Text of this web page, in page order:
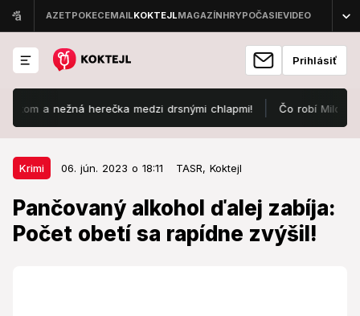
Prihlásiť
a nežná herečka medzi drsnými chlapmi! Čo robí Miloš
Krimi 06. jún. 2023 o 18:11 TASR, Koktejl
Pančovaný alkohol ďalej zabíja:
Počet obetí sa rapídne zvýšil!
Krimi 06. jún. 2023 o 18:11
Pančovaný alkohol ďalej zabíja:
Počet obetí sa rapídne zvýšil!